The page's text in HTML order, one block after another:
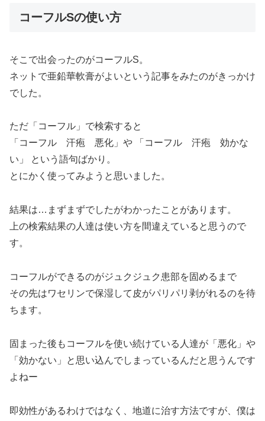
コーフルSの使い方
そこで出会ったのがコーフルS。
ネットで亜鉛華軟膏がよいという記事をみたのがきっかけ
でした。
ただ「コーフル」で検索すると
「コーフル 汗疱 悪化」や 「コーフル 汗疱 効かな
い」 という語句ばかり。
とにかく使ってみようと思いました。
結果は…まずまずでしたがわかったことがあります。
上の検索結果の人達は使い方を間違えていると思うので
す。
コーフルができるのがジュクジュク患部を固めるまで
その先はワセリンで保湿して皮がパリパリ剥がれるのを待
ちます。
固まった後もコーフルを使い続けている人達が「悪化」や
「効かない」と思い込んでしまっているんだと思うんです
よねー
即効性があるわけではなく、地道に治す方法ですが、僕は